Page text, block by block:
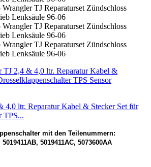
4,0 ltr. Reparatur Kabel & Stecker Set für
TPS...
mit den Teilenummern:
5019411AC, 5073600AA